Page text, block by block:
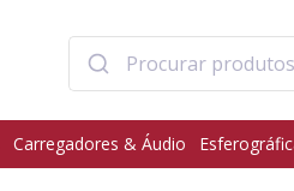
Carregadores & Áudio